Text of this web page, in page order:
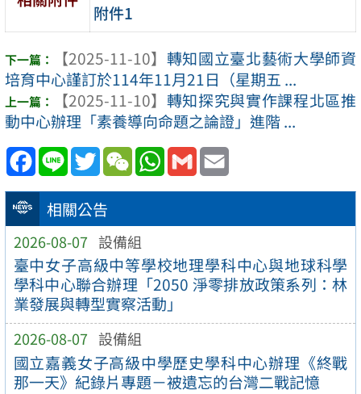
相關公告
2026-08-07 設備組
臺中女子高級中等學校地理學科中心與地球科學
學科中心聯合辦理「2050 淨零排放政策系列：林
業發展與轉型實察活動」
2026-08-07 設備組
國立嘉義女子高級中學歷史學科中心辦理《終戰
那一天》紀錄片專題－被遺忘的台灣二戰記憶
附件1
【2025-11-10】 轉知國立臺北藝術大學師資
培育中心謹訂於114年11月21日（星期五 ...
【2025-11-10】 轉知探究與實作課程北區推
動中心辦理「素養導向命題之論證」進階 ...
Facebook
Line TwitterWeChatWhatsApp
Gmail